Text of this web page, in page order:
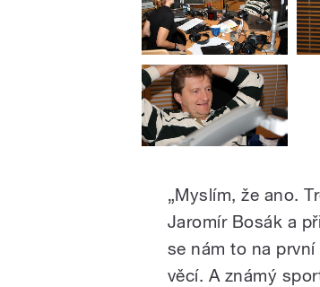
„Myslím, že ano.
Jaromír Bosák a
se nám to na
věcí. A známý